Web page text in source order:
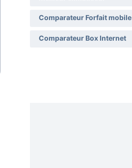
Comparateur Forfait mobile
Comparateur Box Internet